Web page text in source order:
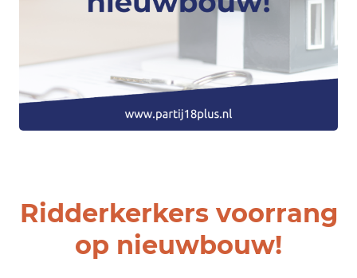
Ridderkerkers voorrang
op nieuwbouw!